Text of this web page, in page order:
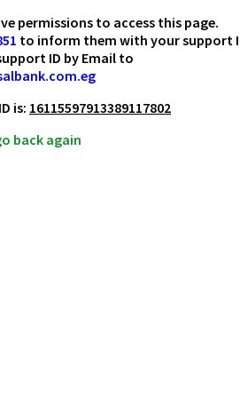
permissions to access this page.
to inform them with your support
ID by Email to
is: 16115597913389117802
back again